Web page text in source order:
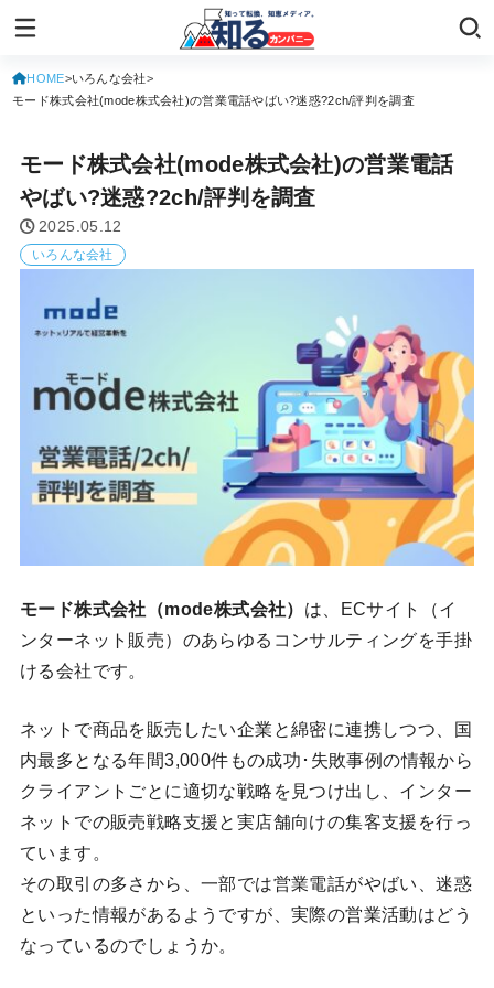
HOME いろんな会社
モード株式会社(mode株式会社)の営業電話やばい?迷惑?2ch/評判を調査
モード株式会社(mode株式会社)の営業電話
やばい?迷惑?2ch/評判を調査
2025.05.12
いろんな会社
モード株式会社（mode株式会社） は、ECサイト（イ
ンターネット販売）のあらゆるコンサルティングを手掛
ける会社です。
ネットで商品を販売したい企業と綿密に連携しつつ、国
内最多となる年間3,000件もの成功･失敗事例の情報から
クライアントごとに適切な戦略を見つけ出し、インター
ネットでの販売戦略支援と実店舗向けの集客支援を行っ
ています。
その取引の多さから、一部では営業電話がやばい、迷惑
といった情報があるようですが、実際の営業活動はどう
なっているのでしょうか。